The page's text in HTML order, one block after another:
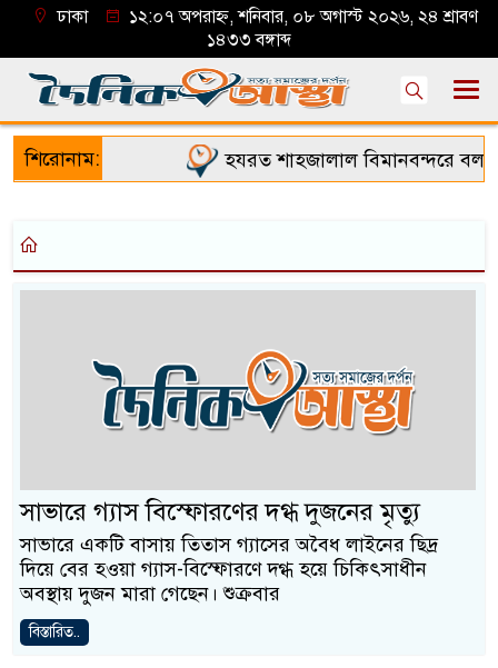
ঢাকা
১২:০৭ অপরাহ্ন, শনিবার, ০৮ অগাস্ট ২০২৬, ২৪ শ্রাবণ
১৪৩৩ বঙ্গাব্দ
শিরোনাম: হযরত শাহজালাল বিমানবন্দরে
সাভারে গ্যাস বিস্ফোরণের দগ্ধ দুজনের মৃত্যু
সাভারে একটি বাসায় তিতাস গ্যাসের অবৈধ লাইনের ছিদ্র
দিয়ে বের হওয়া গ্যাস-বিস্ফোরণে দগ্ধ হয়ে চিকিৎসাধীন
অবস্থায় দুজন মারা গেছেন। শুক্রবার
বিস্তারিত..